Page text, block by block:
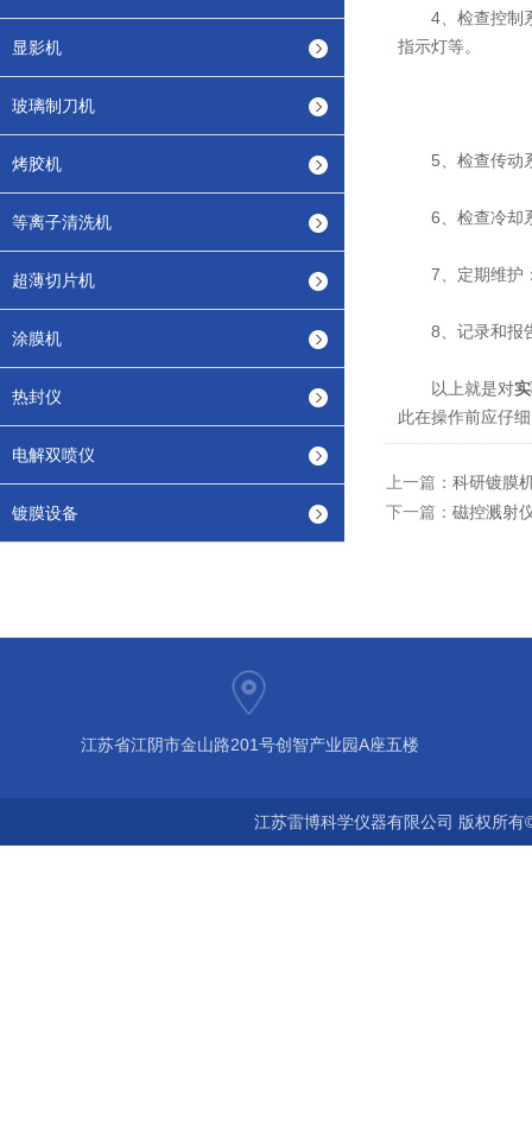
显影机
玻璃制刀机
烤胶机
等离子清洗机
超薄切片机
涂膜机
热封仪
电解双喷仪
镀膜设备
4、检查控制系
指示灯等。
5、检查传动系
6、检查冷却系
7、定期维护：
8、记录和报告
以上就是对
此在操作前应仔
上一篇： 科研镀膜
下一篇： 磁控溅射
江苏省江阴市金山路201号创智产业园A座五楼
江苏雷博科学仪器有限公司 版权所